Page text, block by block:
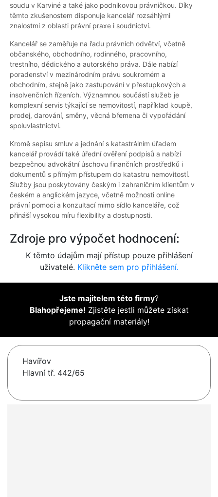
soudu v Karviné a také jako podnikovou právničkou. Díky
těmto zkušenostem disponuje kancelář rozsáhlými
znalostmi z oblasti právní praxe i soudnictví.
Kancelář se zaměřuje na řadu právních odvětví, včetně
občanského, obchodního, rodinného, pracovního,
trestního, dědického a autorského práva. Dále nabízí
poradenství v mezinárodním právu soukromém a
obchodním, stejně jako zastupování v přestupkových a
insolvenčních řízeních. Významnou součástí služeb je
komplexní servis týkající se nemovitostí, například koupě,
prodej, darování, směny, věcná břemena či vypořádání
spoluvlastnictví.
Kromě sepisu smluv a jednání s katastrálním úřadem
kancelář provádí také úřední ověření podpisů a nabízí
bezpečnou advokátní úschovu finančních prostředků i
dokumentů s přímým přístupem do katastru nemovitostí.
Služby jsou poskytovány českým i zahraničním klientům v
českém a anglickém jazyce, včetně možnosti online
právní pomoci a konzultací mimo sídlo kanceláře, což
přináší vysokou míru flexibility a dostupnosti.
Zdroje pro výpočet hodnocení:
K těmto údajům mají přístup pouze přihlášení
uživatelé. Klikněte sem pro přihlášení.
Jste majitelem této firmy?
Blahopřejeme! Zjistěte jestli můžete získat
propagační materiály!
Havířov
Hlavní tř. 442/65